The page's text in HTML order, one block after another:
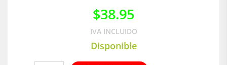
$38.95
IVA INCLUIDO
Disponible